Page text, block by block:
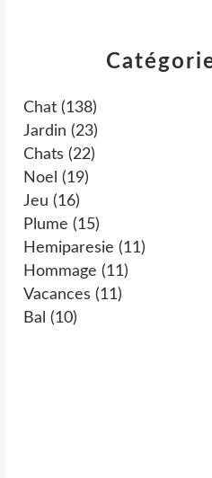
Chat (138)
Jardin (23)
Chats (22)
Noel (19)
Jeu (16)
Plume (15)
Hemiparesie (11)
Hommage (11)
Vacances (11)
Bal (10)